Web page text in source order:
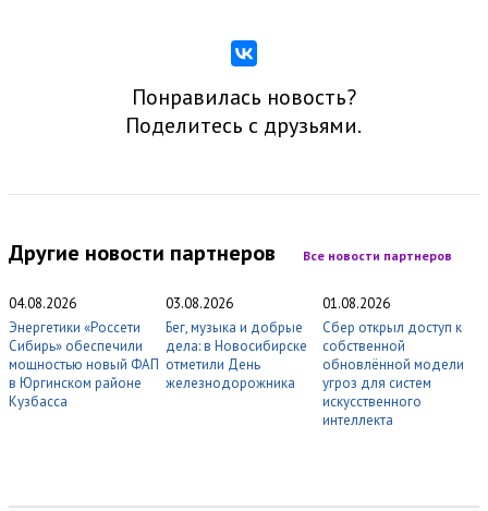
Понравилась новость?
Поделитесь с друзьями.
Другие новости партнеров Все новости партнеров
04.08.2026
Энергетики «Россети
Сибирь» обеспечили
мощностью новый ФАП
в Юргинском районе
Кузбасса
03.08.2026
Бег, музыка и добрые
дела: в Новосибирске
отметили День
железнодорожника
01.08.2026
Сбер открыл доступ к
собственной
обновлённой модели
угроз для систем
искусственного
интеллекта